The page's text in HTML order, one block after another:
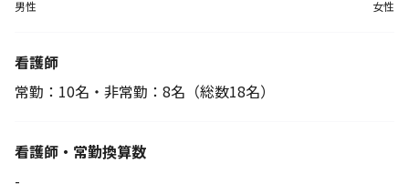
男性 女性
看護師
常勤：10名・非常勤：8名 （総数18名）
看護師・常勤換算数